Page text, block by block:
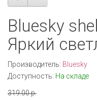
Bluesky
Яркий
Производитель: Bluesky
Доступность: На складе
319.00 р.